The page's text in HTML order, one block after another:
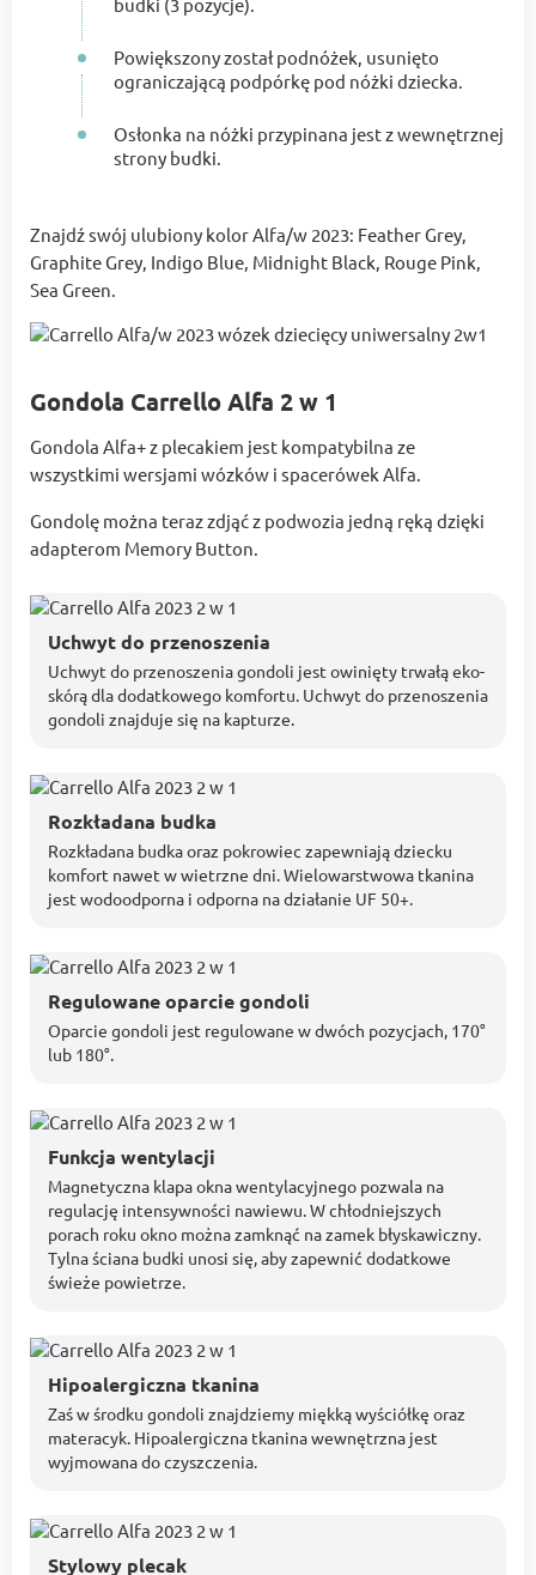
Powiększony został podnóżek, usunięto
ograniczającą podpórkę pod nóżki dziecka.
Osłonka na nóżki przypinana jest z wewnętrznej
strony budki.
Znajdź swój ulubiony kolor Alfa/w 2023: Feather Grey,
Graphite Grey, Indigo Blue, Midnight Black, Rouge Pink,
Sea Green.
Gondola Carrello Alfa 2 w 1
Gondola Alfa+ z plecakiem jest kompatybilna ze
wszystkimi wersjami wózków i spacerówek Alfa.
Gondolę można teraz zdjąć z podwozia jedną ręką dzięki
adapterom Memory Button.
Uchwyt do przenoszenia
Uchwyt do przenoszenia gondoli jest owinięty trwałą eko-
skórą dla dodatkowego komfortu. Uchwyt do przenoszenia
gondoli znajduje się na kapturze.
Rozkładana budka
Rozkładana budka oraz pokrowiec zapewniają dziecku
komfort nawet w wietrzne dni. Wielowarstwowa tkanina
jest wodoodporna i odporna na działanie UF 50+.
Regulowane oparcie gondoli
Oparcie gondoli jest regulowane w dwóch pozycjach, 170°
lub 180°.
Funkcja wentylacji
Magnetyczna klapa okna wentylacyjnego pozwala na
regulację intensywności nawiewu. W chłodniejszych
porach roku okno można zamknąć na zamek błyskawiczny.
Tylna ściana budki unosi się, aby zapewnić dodatkowe
świeże powietrze.
Hipoalergiczna tkanina
Zaś w środku gondoli znajdziemy miękką wyściółkę oraz
materacyk. Hipoalergiczna tkanina wewnętrzna jest
wyjmowana do czyszczenia.
Stylowy plecak